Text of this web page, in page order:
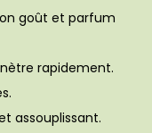
goût et parfum
rapidement.
assouplissant.